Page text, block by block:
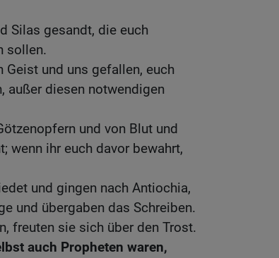
Silas gesandt, die euch
sollen.
Geist und uns gefallen, euch
außer diesen notwendigen
und von Blut und
wenn ihr euch davor bewahrt,
und gingen nach Antiochia,
und übergaben das Schreiben.
freuten sie sich über den Trost.
auch Propheten waren,